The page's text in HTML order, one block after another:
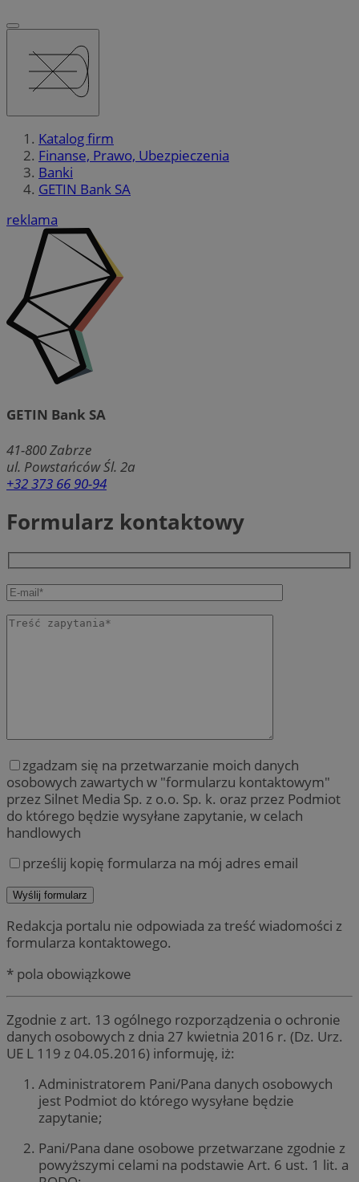
Katalog firm
Finanse, Prawo, Ubezpieczenia
Banki
GETIN Bank SA
reklama
GETIN Bank SA
41-800Zabrze
ul. Powstańców Śl. 2a
+32 373 66 90-94
Formularz kontaktowy
zgadzam się na przetwarzanie moich danych
osobowych zawartych w "formularzu kontaktowym"
przez Silnet Media Sp. z o.o. Sp. k. oraz przez Podmiot
do którego będzie wysyłane zapytanie, w celach
handlowych
prześlij kopię formularza na mój adres email
Redakcja portalu nie odpowiada za treść wiadomości z
formularza kontaktowego.
* pola obowiązkowe
Zgodnie z art. 13 ogólnego rozporządzenia o ochronie
danych osobowych z dnia 27 kwietnia 2016 r. (Dz. Urz.
UE L 119 z 04.05.2016) informuję, iż:
Administratorem Pani/Pana danych osobowych
jest Podmiot do którego wysyłane będzie
zapytanie;
Pani/Pana dane osobowe przetwarzane zgodnie z
powyższymi celami na podstawie Art. 6 ust. 1 lit. a